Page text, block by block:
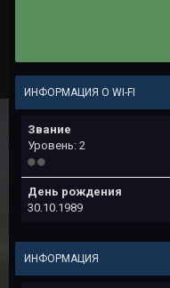
ИНФОРМАЦИЯ О WI-FI
Звание
Уровень: 2
День рождения
30.10.1989
ИНФОРМАЦИЯ